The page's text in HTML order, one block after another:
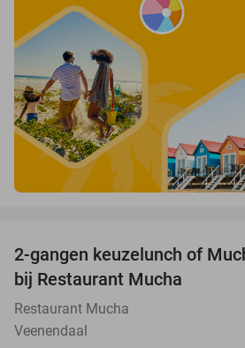
2-gangen keuzelunch of
bij Restaurant Mucha
Restaurant Mucha
Veenendaal